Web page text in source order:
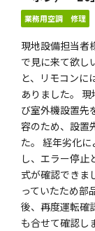
業務用空調 修理
現地設備担当者
で見に来て欲し
と、リモコンに
ありました。
び室外機設置先
容のため、設置
た。 経年劣化
し、エラー停止
式が確認できま
っていたため部
後、再度運転確
も合せて確認し